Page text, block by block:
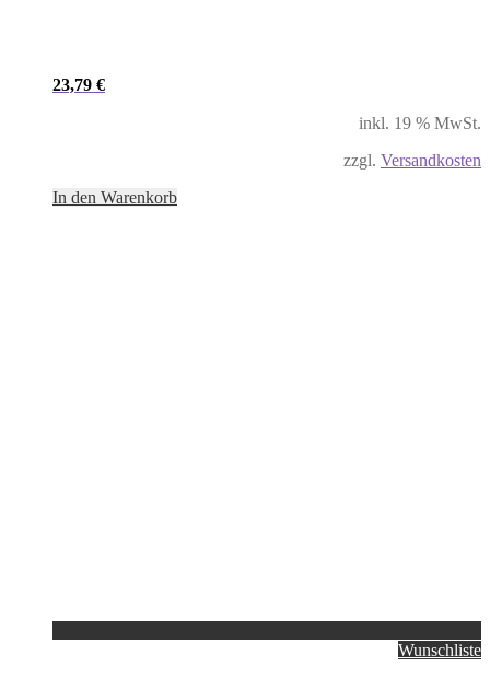
23,79 €
inkl. 19 % MwSt.
zzgl. Versandkosten
In den Warenkorb
Wunschliste